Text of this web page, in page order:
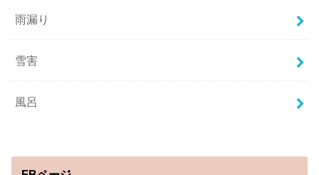
雨漏り
雪害
風呂